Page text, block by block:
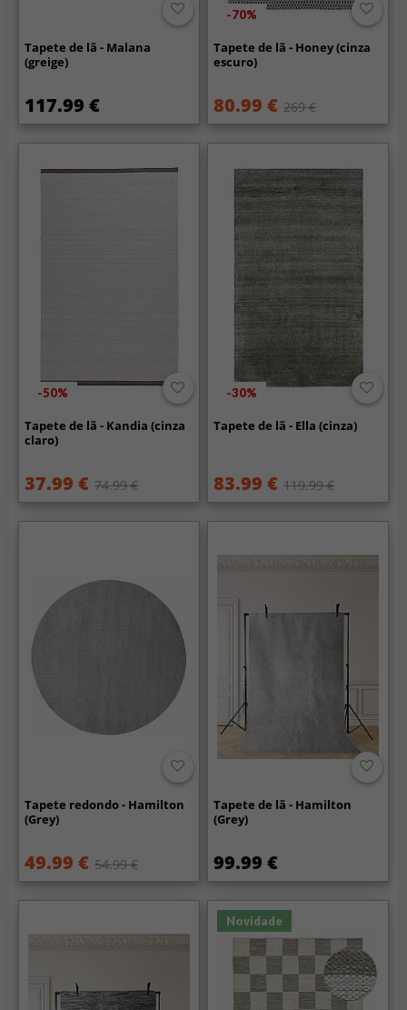
Tapete de lã - Malana
(greige)
117.99 €
-70%
Tapete de lã - Honey (cinza
escuro)
80.99 € 269 €
-50%
Tapete de lã - Kandia (cinza
claro)
37.99 € 74.99 €
-30%
Tapete de lã - Ella (cinza)
83.99 € 119.99 €
Tapete redondo - Hamilton
(Grey)
49.99 € 54.99 €
Tapete de lã - Hamilton
(Grey)
99.99 €
Novidade